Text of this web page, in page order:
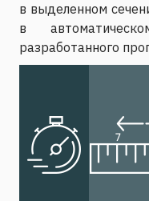
в выделенном
в
разработанного